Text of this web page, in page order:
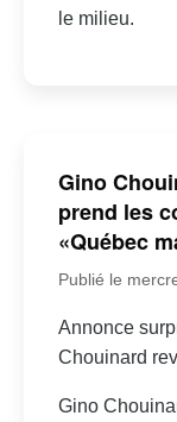
le milieu.
Gino
prend les
«Québec
Publié le
Annonce
Chouinard
Gino